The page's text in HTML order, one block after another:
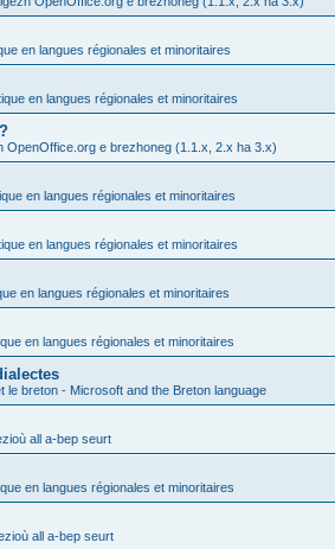
en langues régionales et minoritaires
en langues régionales et minoritaires
OpenOffice.org e brezhoneg (1.1.x, 2.x ha 3.x)
en langues régionales et minoritaires
en langues régionales et minoritaires
en langues régionales et minoritaires
en langues régionales et minoritaires
le breton - Microsoft and the Breton language
all a-bep seurt
en langues régionales et minoritaires
all a-bep seurt